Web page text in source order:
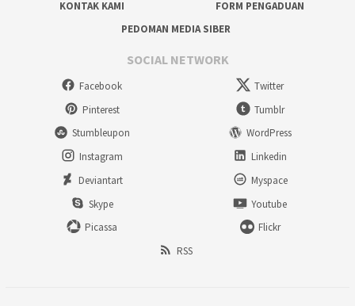
KONTAK KAMI
FORM PENGADUAN
PEDOMAN MEDIA SIBER
SOCIAL NETWORK
Facebook
Twitter
Pinterest
Tumblr
Stumbleupon
WordPress
Instagram
Linkedin
Deviantart
Myspace
Skype
Youtube
Picassa
Flickr
RSS